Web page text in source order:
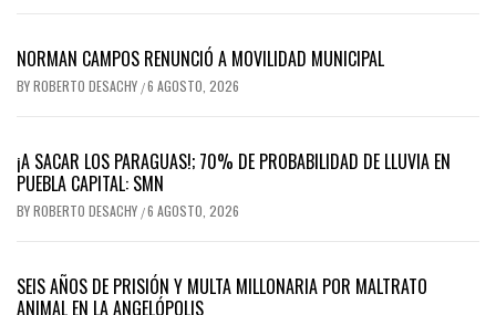
NORMAN CAMPOS RENUNCIÓ A MOVILIDAD MUNICIPAL
BYROBERTO DESACHY /6 AGOSTO, 2026
¡A SACAR LOS PARAGUAS!; 70% DE PROBABILIDAD DE LLUVIA EN
PUEBLA CAPITAL: SMN
BYROBERTO DESACHY /6 AGOSTO, 2026
SEIS AÑOS DE PRISIÓN Y MULTA MILLONARIA POR MALTRATO
ANIMAL EN LA ANGELÓPOLIS